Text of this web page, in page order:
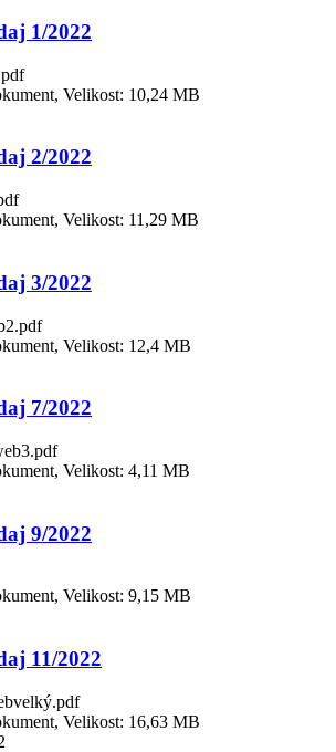
1/2022
Velikost: 10,24 MB
2/2022
Velikost: 11,29 MB
3/2022
Velikost: 12,4 MB
7/2022
Velikost: 4,11 MB
9/2022
Velikost: 9,15 MB
11/2022
Velikost: 16,63 MB